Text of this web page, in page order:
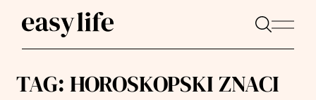
TAG: HOROSKOPSKI ZNACI